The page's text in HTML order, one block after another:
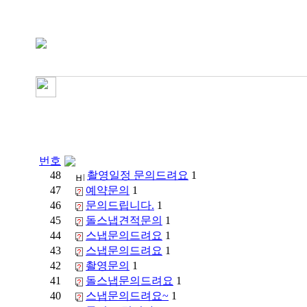
번호
48
촬영일정 문의드려요 1
47
예약문의 1
46
문의드립니다. 1
45
돌스냅견적문의 1
44
스냅문의드려요 1
43
스냅문의드려요 1
42
촬영문의 1
41
돌스냅문의드려요 1
40
스냅문의드려요~ 1